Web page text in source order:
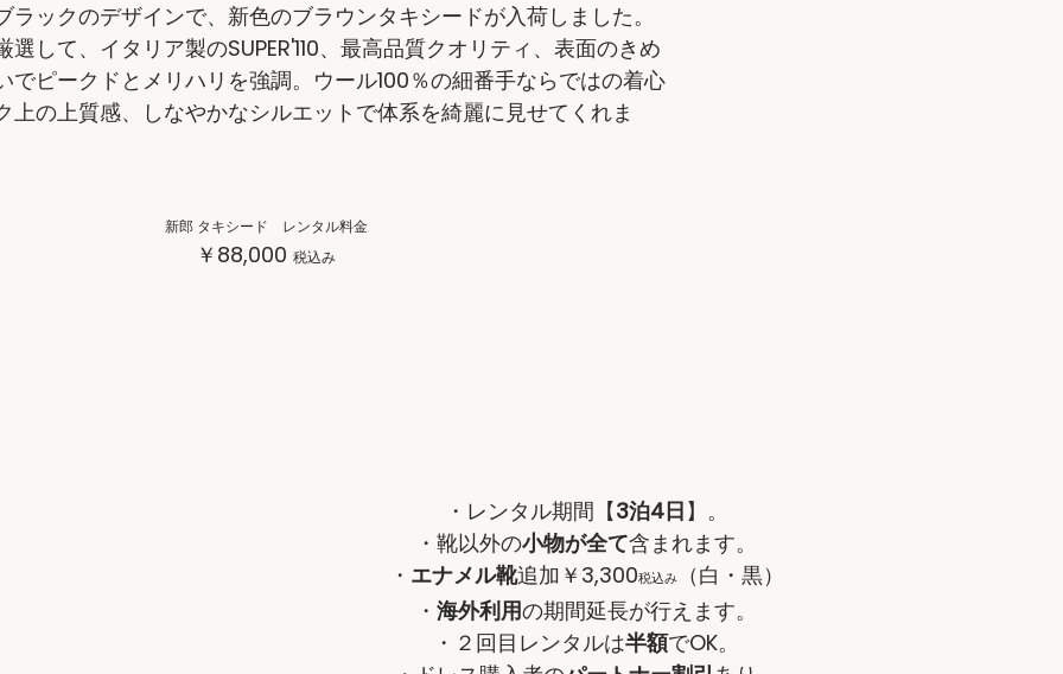
ックのデザインで、新色のブラウンタキシードが入荷しました。
選して、イタリア製のSUPER'110、最高品質クオリティ、表面のきめ
でピークドとメリハリを強調。ウール100％の細番手ならではの着心
上の上質感、しなやかなシルエットで体系を綺麗に見せてくれま
新郎 タキシード レンタル料金
￥88,000 税込み
・レンタル期間【3泊4日】。
・靴以外の小物が全て含まれます。
・ エナメル靴追加￥3,300税込み（白・黒）
・ 海外利用の期間延長が行えます。
・２回目レンタルは半額でOK。